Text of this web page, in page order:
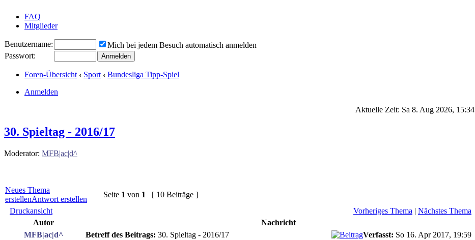
FAQ
Mitglieder
Benutzername:
Mich bei jedem Besuch automatisch anmelden
Passwort:
Foren-Übersicht ‹ Sport ‹ Bundesliga Tipp-Spiel
Anmelden
Aktuelle Zeit: Sa 8. Aug 2026, 15:34
30. Spieltag - 2016/17
Moderator: MFB|ac|d^
Neues Thema
erstellenAntwort erstellen
Seite 1 von 1
[ 10 Beiträge ]
Druckansicht
Vorheriges Thema | Nächstes Thema
Autor
Nachricht
MFB|ac|d^
Betreff des Beitrags: 30. Spieltag - 2016/17 Verfasst: So 16. Apr 2017, 19:59